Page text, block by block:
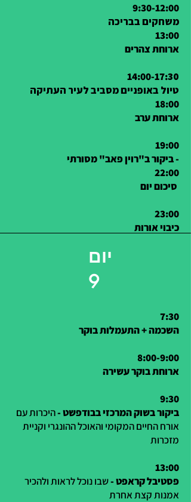
9:30-12:00
משחקים בבריכה
13:00
ארוחת צהרים
14:00-17:30
טיול בא
18:00
ארוחת ערב
19:00
ביקור ב"רוין פאב" מסורתי -
22:00
23:00
כיבוי אורות
יום
9
7:30
השכמה + התעמלות בוקר
8:00-9:00
ארוחת בוקר עשירה
9:30
ביקור בשוק המרכזי בבודפשט -היכרות עם
אורח החיים המקומי והאוכל ההונגרי וקניית
מזכרות
13:00
פסטיבל קראפט -שבו נוכל לראות ולהכיר
אמנות קצת אחרת